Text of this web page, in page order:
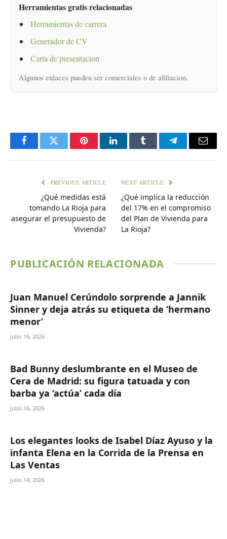
Herramientas gratis relacionadas
Herramientas de carrera
Generador de CV
Carta de presentacion
Algunos enlaces pueden ser comerciales o de afiliacion.
FacebookTwitter PinterestLinkedInTumblr TelegramEmail
PREVIOUS ARTICLE
¿Qué medidas está
tomando La Rioja para
asegurar el presupuesto de
Vivienda?
NEXT ARTICLE
¿Qué implica la reducción
del 17% en el compromiso
del Plan de Vivienda para
La Rioja?
PUBLICACIÓN RELACIONADA
Juan Manuel Cerúndolo sorprende a Jannik
Sinner y deja atrás su etiqueta de ‘hermano
menor’
julio 16, 2026
Bad Bunny deslumbrante en el Museo de
Cera de Madrid: su figura tatuada y con
barba ya ‘actúa’ cada día
julio 16, 2026
Los elegantes looks de Isabel Díaz Ayuso y la
infanta Elena en la Corrida de la Prensa en
Las Ventas
julio 14, 2026